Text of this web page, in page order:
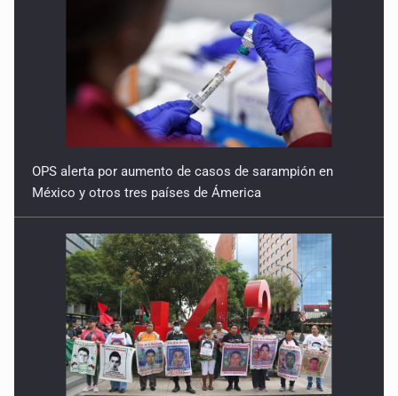
OPS alerta por aumento de casos de sarampión en
México y otros tres países de Ámerica